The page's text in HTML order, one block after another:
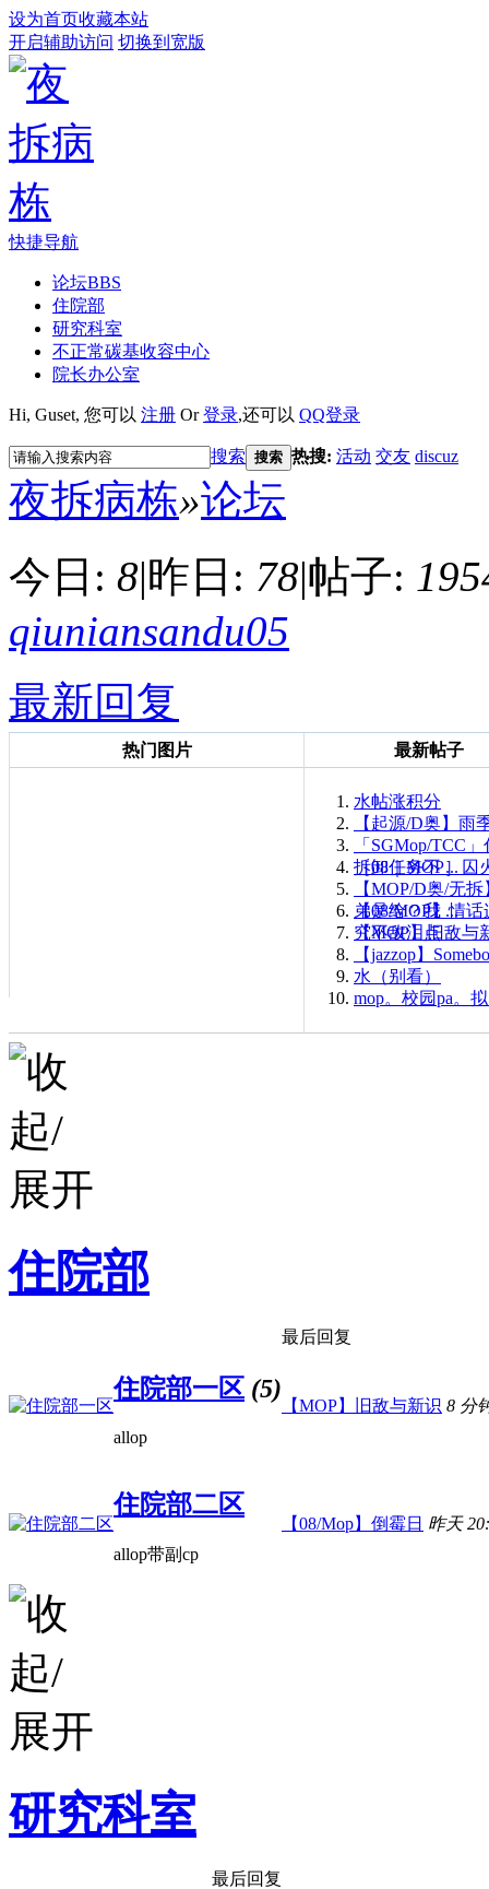
设为首页收藏本站
开启辅助访问 切换到宽版
快捷导航
论坛BBS
住院部
研究科室
不正常碳基收容中心
院长办公室
Hi, Guset, 您可以 注册 Or登录,还可以 QQ登录
搜索 搜索 热搜: 活动 交友 discuz
夜拆病栋»论坛
今日: 8|昨日: 78|帖子:
qiuniansandu05
最新回复
热门图片 最新帖子
水帖涨积分
【起源/D奥】雨
「SGMop/TCC
拆卸任务不 ...
［08｜MOP］囚
【MOP/D奥/无
弟是给？我 ...
【08/MOP】情
究不敌泪点
【MOP】旧敌与
【jazzop】
水（别看）
mop。校园pa。
住院部
最后回复
住院部一区 (5)
allop
【MOP】旧敌与新识 8 分
住院部二区
allop带副cp
【08/Mop】倒霉日 昨天
研究科室
最后回复